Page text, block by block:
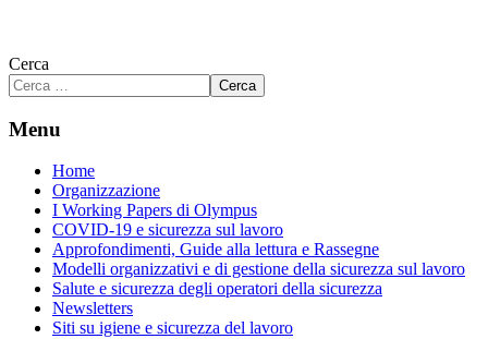
Cerca
Cerca
Menu
Home
Organizzazione
I Working Papers di Olympus
COVID-19 e sicurezza sul lavoro
Approfondimenti, Guide alla lettura e Rassegne
Modelli organizzativi e di gestione della sicurezza sul lavoro
Salute e sicurezza degli operatori della sicurezza
Newsletters
Siti su igiene e sicurezza del lavoro